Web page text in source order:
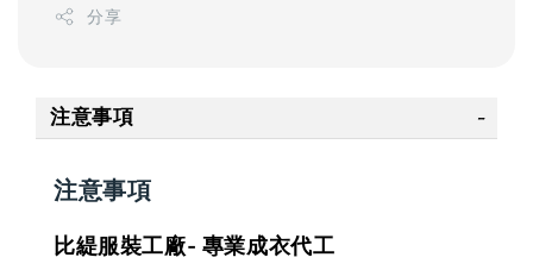
分享
注意事項
注意事項
比緹服裝工廠- 專業成衣代工